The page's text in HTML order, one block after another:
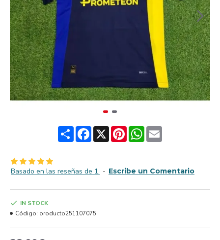
ShareFacebook
X PinterestWhatsApp
Email
Basado en las reseñas de 1. - Escribe un Comentario
IN STOCK
Código: producto251107075